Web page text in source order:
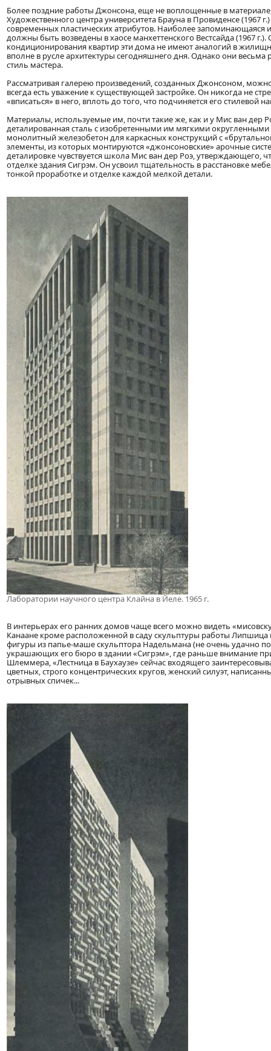
Более поздние работы Джонсона, еще не воплощенные в
Художественного центра университета Брауна в Провиденсе
современных пластических атрибутов. Наиболее
должны быть возведены в хаосе манхеттенского Вестсайда (1967
кондиционирования квартир эти дома не имеют аналогий в
вполне в русле архитектуры сегодняшнего дня. Однако они
стиль мастера.
Рассматривая галерею произведений, созданных Джонсоном,
всегда есть уважение к существующей застройке. Он никогда не
«вписаться» в него, вплоть до того, что подчиняется его стилевой
Материалы, используемые им, почти такие же, как и у Мис ван дер
деталированная сталь с изобретенными им мягкими
монолитный железобетон для каркасных конструкций с
элементы, из которых монтируются «джонсоновские» арочные
деталировке чувствуется школа Мис ван дер Роэ, утверждающего,
отделке здания Сигрэм. Он усвоил тщательность в расстановке
тонкой проработке и отделке каждой мелкой детали.
Лаборатории научного центра Клайна в Йеле. 1965 г.
В интерьерах его ранних домов чаще всего можно видеть
Канаане кроме расположенной в саду скульптуры работы
фигуры из папье-маше скульптора Надельмана (не очень удачно
украшающих его бюро в здании «Сигрэм», где раньше внимание
Шлеммера, «Лестница в Баухаузе» сейчас входящего
цветных, строго концентрических кругов, женский силуэт,
отрывных спичек...